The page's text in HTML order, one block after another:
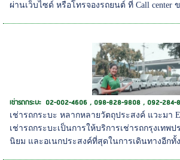
ผ่านเว็บไซด์ หรือโทรจองรถยนต์ ที่ Call center
เช่ารถกระบะ 02-002-4606 , 098-828-9808 , 092-284-
เช่ารถกระบะ หลากหลายวัตถุประสงค์ แวะมา
เช่ารถกระบะเป็นการให้บริการเช่ารถกรุงเทพ
นิยม และอเนกประสงค์ที่สุดในการเดินทางอีกทั้